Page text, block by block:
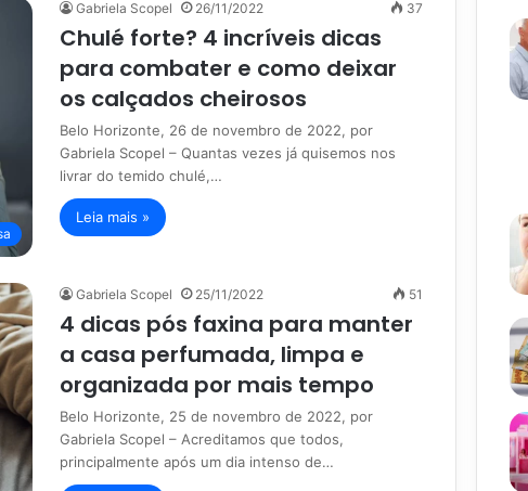
Gabriela Scopel 26/11/2022 37
Chulé forte? 4 incríveis dicas
para combater e como deixar
os calçados cheirosos
Belo Horizonte, 26 de novembro de 2022, por
Gabriela Scopel – Quantas vezes já quisemos nos
livrar do temido chulé,…
Leia mais »
Gabriela Scopel 25/11/2022 51
4 dicas pós faxina para manter
a casa perfumada, limpa e
organizada por mais tempo
Belo Horizonte, 25 de novembro de 2022, por
Gabriela Scopel – Acreditamos que todos,
principalmente após um dia intenso de…